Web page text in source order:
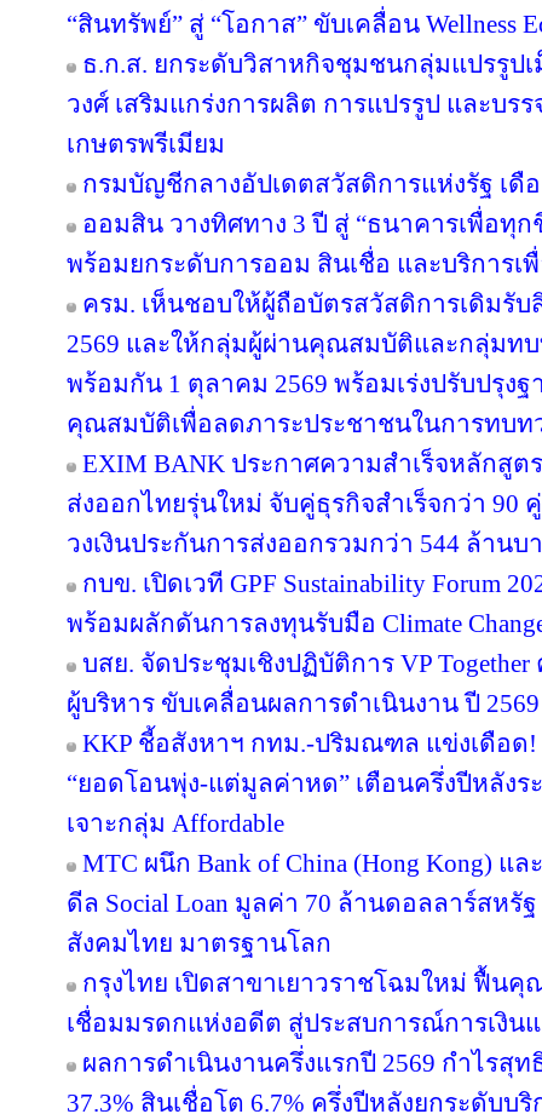
“สินทรัพย์” สู่ “โอกาส” ขับเคลื่อน Wellness
ธ.ก.ส. ยกระดับวิสาหกิจชุมชนกลุ่มแปรรูป
วงศ์ เสริมแกร่งการผลิต การแปรรูป และบ
เกษตรพรีเมียม
กรมบัญชีกลางอัปเดตสวัสดิการแห่งรัฐ เดื
ออมสิน วางทิศทาง 3 ปี สู่ “ธนาคารเพื่อทุ
พร้อมยกระดับการออม สินเชื่อ และบริการเ
ครม. เห็นชอบให้ผู้ถือบัตรสวัสดิการเดิมรับ
2569 และให้กลุ่มผู้ผ่านคุณสมบัติและกลุ่มท
พร้อมกัน 1 ตุลาคม 2569 พร้อมเร่งปรับปรุง
คุณสมบัติเพื่อลดภาระประชาชนในการทบท
EXIM BANK ประกาศความสำเร็จหลักสู
ส่งออกไทยรุ่นใหม่ จับคู่ธุรกิจสำเร็จกว่า 90
วงเงินประกันการส่งออกรวมกว่า 544 ล้านบ
กบข. เปิดเวที GPF Sustainability Forum
พร้อมผลักดันการลงทุนรับมือ Climate
บสย. จัดประชุมเชิงปฏิบัติการ VP
ผู้บริหาร ขับเคลื่อนผลการดำเนินงาน ปี 2569
KKP ชี้อสังหาฯ กทม.-ปริมณฑล แข่งเดือด
“ยอดโอนพุ่ง-แต่มูลค่าหด” เตือนครึ่งปีหลัง
เจาะกลุ่ม Affordable
MTC ผนึก Bank of China (Hong Kong) แล
ดีล Social Loan มูลค่า 70 ล้านดอลลาร์สห
สังคมไทย มาตรฐานโลก
กรุงไทย เปิดสาขาเยาวราชโฉมใหม่ ฟื้น
เชื่อมมรดกแห่งอดีต สู่ประสบการณ์การเงิน
ผลการดำเนินงานครึ่งแรกปี 2569 กำไรสุท
37.3% สินเชื่อโต 6.7% ครึ่งปีหลังยกระดับบ